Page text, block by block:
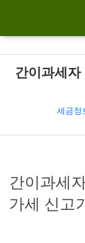
간이과세자
세금정
간이과세
가세 신고